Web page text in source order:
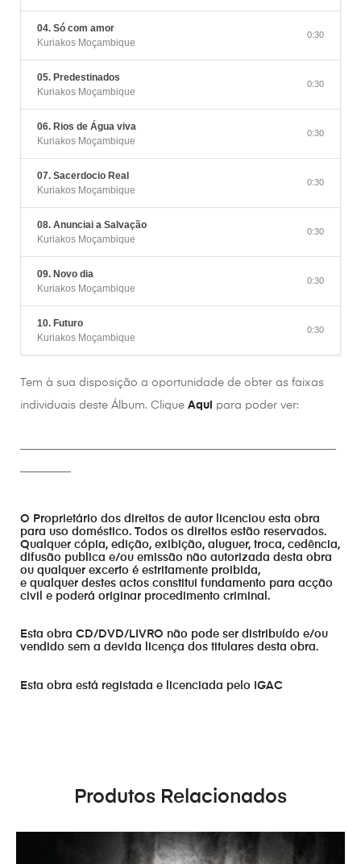
04. Só com amor
Kuriakos Moçambique
0:30
05. Predestinados
Kuriakos Moçambique
0:30
06. Rios de Água viva
Kuriakos Moçambique
0:30
07. Sacerdocio Real
Kuriakos Moçambique
0:30
08. Anunciai a Salvação
Kuriakos Moçambique
0:30
09. Novo dia
Kuriakos Moçambique
0:30
10. Futuro
Kuriakos Moçambique
0:30
Tem à sua disposição a oportunidade de obter as faixas
individuais deste Álbum. Clique Aqui para poder ver:
O Proprietário dos direitos de autor licenciou esta obra
para uso doméstico. Todos os direitos estão reservados.
Qualquer cópia, edição, exibição, aluguer, troca, cedência,
difusão publica e/ou emissão não autorizada desta obra
ou qualquer excerto é estritamente proibida,
e qualquer destes actos constitui fundamento para acção
civil e poderá originar procedimento criminal.
Esta obra CD/DVD/LIVRO não pode ser distribuído e/ou
vendido sem a devida licença dos titulares desta obra.
Esta obra está registada e licenciada pelo IGAC
Produtos Relacionados